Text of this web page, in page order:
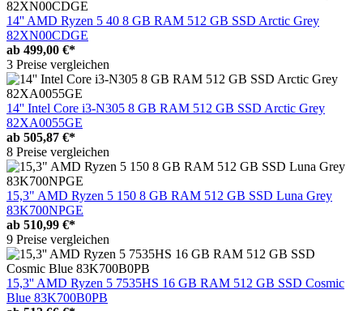
14'' AMD Ryzen 5 40 8 GB RAM 512 GB SSD Arctic Grey
82XN00CDGE
ab 499,00 €*
3 Preise vergleichen
14'' Intel Core i3-N305 8 GB RAM 512 GB SSD Arctic Grey
82XA0055GE
ab 505,87 €*
8 Preise vergleichen
15,3" AMD Ryzen 5 150 8 GB RAM 512 GB SSD Luna Grey
83K700NPGE
ab 510,99 €*
9 Preise vergleichen
15,3'' AMD Ryzen 5 7535HS 16 GB RAM 512 GB SSD Cosmic
Blue 83K700B0PB